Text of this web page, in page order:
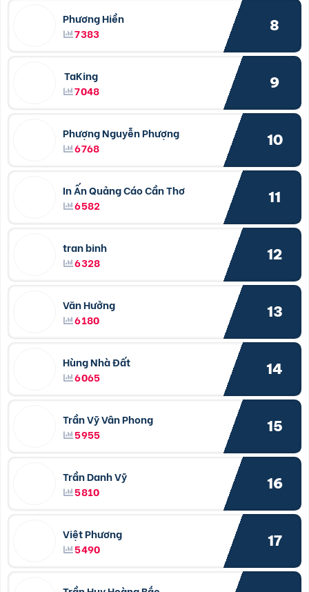
Phương Hiền
7383
8
TaKing
7048
9
Phượng Nguyễn Phượng
6768
10
In Ấn Quảng Cáo Cần Thơ
6582
11
tran binh
6328
12
Văn Hưởng
6180
13
Hùng Nhà Đất
6065
14
Trần Vỹ Vân Phong
5955
15
Trần Danh Vỹ
5810
16
Việt Phương
5490
17